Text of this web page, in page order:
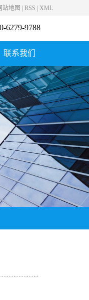
站地图 | RSS | XML
6279-9788
联系我们
联系我们